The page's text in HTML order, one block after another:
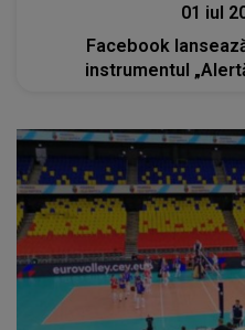
01 iul
Facebook
instrumentul